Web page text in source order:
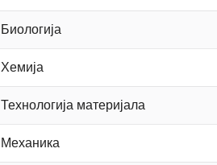
Биологија
Хемија
Технологија материјала
Механика